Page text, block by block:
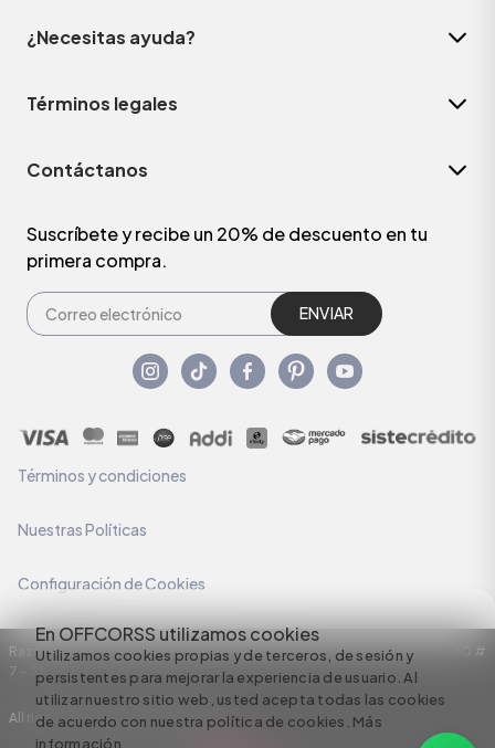
En OFFCORSS utilizamos cookies
Utilizamos cookies propias y de terceros, de sesión y
persistentes para mejorar la experiencia de usuario. Al
utilizar nuestro sitio web, usted acepta todas las cookies
de acuerdo con nuestra política de cookies. Más
información
¿Necesitas ayuda?
Términos legales
Contáctanos
Suscríbete y recibe un 20% de descuento en tu
primera compra.
ENVIAR
Términos y condiciones
Nuestras Políticas
Configuración de Cookies
Razón Social: C.I HERMECO S.A. NIT: 890924167-6 Dirección: Carrera 50 #
7 – 35
All rights reserved empowered by